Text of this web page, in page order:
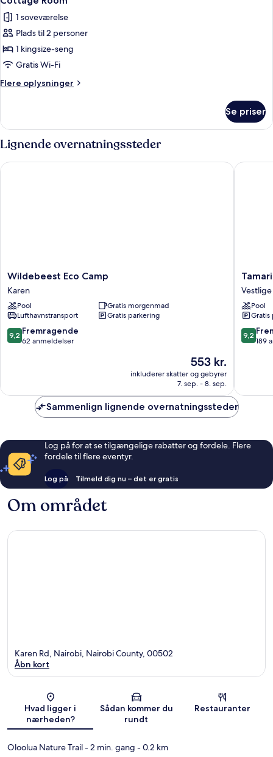
alle
billeder
af
Cottage
Room
1 soveværelse
Plads til 2 personer
1 kingsize-seng
Gratis Wi-Fi
Flere oplysninger
Flere
Room
Se priser
Lignende overnatningssteder
Wildebeest
Eco
Camp
Karen
Wildebeest Eco Camp
Karen
Pool
Gratis morgenmad
Lufthavnstransport
Gratis parkering
9.2
ud
anmeldelser
9,2 Fremragende
62 anmeldelser
Prisen
553 kr.
553 kr.
inkluderer skatter og gebyrer
7. sep. - 8. sep.
Wildebeest Eco Camp
Tree
Hotel
Vestlige
Nairobi
Pool
Gratis
9.2
ud
9,2
189
Sammenlign lignende overnatningssteder
Log på for at se tilgængelige rabatter og fordele. Flere
fordele til flere eventyr.
Log på Tilmeld dig nu – det er gratis
Om området
Kort
Karen Rd, Nairobi, Nairobi County, 00502
Åbn kort
Hvad ligger i
nærheden?
Sådan kommer du
rundt
Restauranter
Oloolua Nature Trail- 2 min. gang - 0.2 km